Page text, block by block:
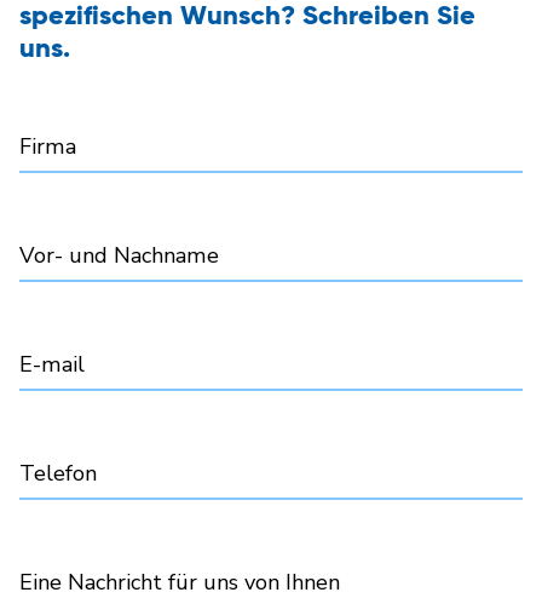
spezifischen Wunsch? Schreiben Sie
uns.
Firma
Vor- und Nachname
E-mail
Telefon
Eine Nachricht für uns von Ihnen